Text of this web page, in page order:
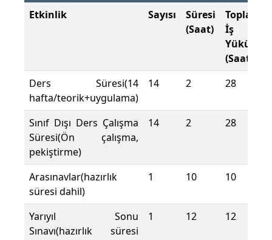
Etkinlik
Sayısı
Süresi
(Saat)
Toplam
İş
Yükü
(Saat)
Ders Süresi(14
hafta/teorik+uygulama)
14 2 28
Sınıf Dışı Ders Çalışma
Süresi(Ön çalışma,
pekiştirme)
14 2 28
Arasınavlar(hazırlık
süresi dahil)
1 10 10
Yarıyıl Sonu
Sınavı(hazırlık süresi
1 12 12